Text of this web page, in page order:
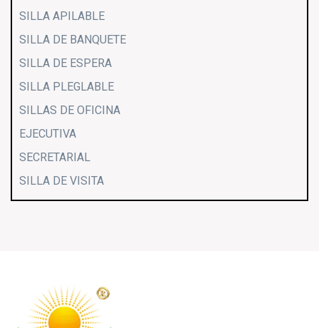
SILLA APILABLE
SILLA DE BANQUETE
SILLA DE ESPERA
SILLA PLEGLABLE
SILLAS DE OFICINA
EJECUTIVA
SECRETARIAL
SILLA DE VISITA